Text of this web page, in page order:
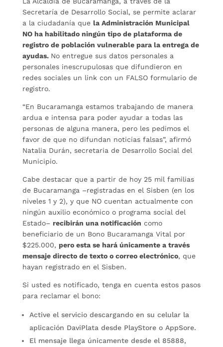
Secretaría de Desarrollo Social, se permite aclarar
a la ciudadanía que la Administración Municipal
NO ha habilitado ningún tipo de plataforma de
registro de población vulnerable para la entrega de
ayudas. No entregue sus datos personales a
personales inescrupulosas que difundieron en
redes sociales un link con un FALSO formulario de
registro.
“En Bucaramanga estamos trabajando de manera
ardua e intensa para poder ayudar a todas las
personas de alguna manera, pero les pedimos el
favor de que no difundan noticias falsas”, afirmó
Natalia Durán, secretaria de Desarrollo Social del
Municipio.
Cabe destacar que a partir de hoy 25 mil familias
de Bucaramanga –registradas en el Sisben (en los
niveles 1 y 2), y que NO cuentan actualmente con
ningún auxilio económico o programa social del
Estado– recibirán una notificación como
beneficiario de un Bono Bucaramanga Vital por
$225.000, pero esta se hará únicamente a través
mensaje directo de texto o correo electrónico, que
hayan registrado en el Sisben.
Si usted es notificado, tenga en cuenta estos pasos
para reclamar el bono:
Active el servicio descargando en su celular la
aplicación DaviPlata desde PlayStore o AppSore.
El mensaje llega únicamente desde el 85888,